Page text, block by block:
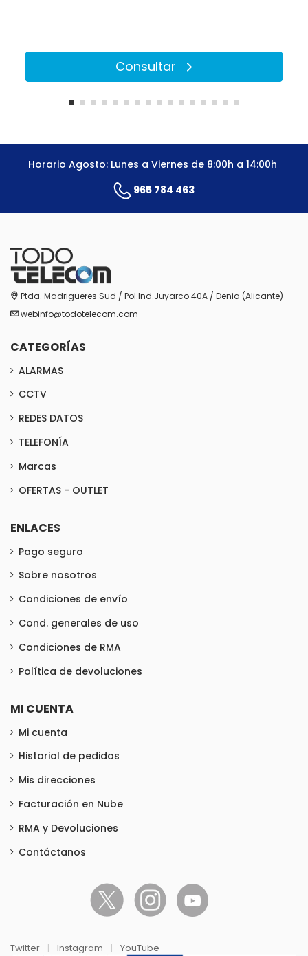
Consultar
Horario Agosto: Lunes a Viernes de 8:00h a 14:00h
965 784 463
Ptda. Madrigueres Sud / Pol.Ind.Juyarco 40A / Denia (Alicante)
webinfo@todotelecom.com
CATEGORÍAS
ALARMAS
CCTV
REDES DATOS
TELEFONÍA
Marcas
OFERTAS - OUTLET
ENLACES
Pago seguro
Sobre nosotros
Condiciones de envío
Cond. generales de uso
Condiciones de RMA
Política de devoluciones
MI CUENTA
Mi cuenta
Historial de pedidos
Mis direcciones
Facturación en Nube
RMA y Devoluciones
Contáctanos
Twitter | Instagram | YouTube